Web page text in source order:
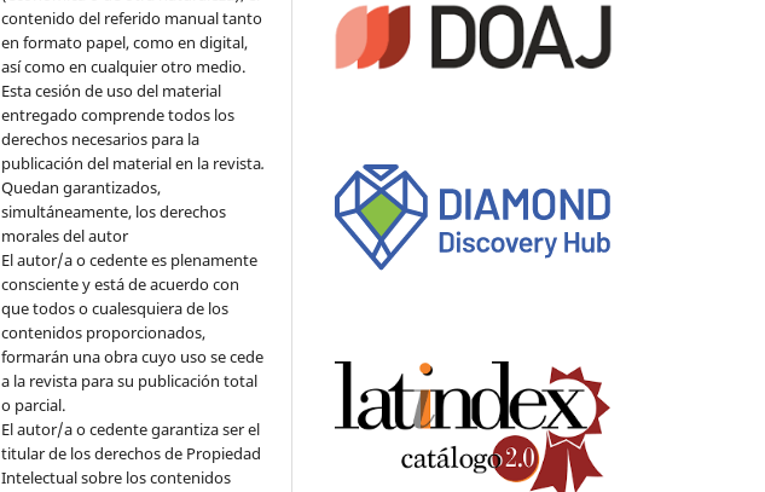
contenido del referido manual tanto
en formato papel, como en digital,
así como en cualquier otro medio.
Esta cesión de uso del material
entregado comprende todos los
derechos necesarios para la
publicación del material en la revista.
Quedan garantizados,
simultáneamente, los derechos
morales del autor
El autor/a o cedente es plenamente
consciente y está de acuerdo con
que todos o cualesquiera de los
contenidos proporcionados,
formarán una obra cuyo uso se cede
a la revista para su publicación total
o parcial.
El autor/a o cedente garantiza ser el
titular de los derechos de Propiedad
Intelectual sobre los contenidos